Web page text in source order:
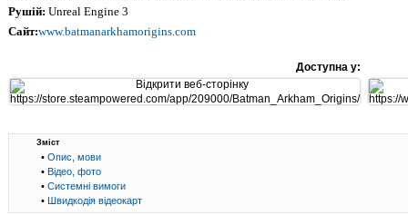
Рушій: Unreal Engine 3
Сайт:www.batmanarkhamorigins.com
Доступна у:
Зміст
•Опис, мови
•Відео, фото
•Системні вимоги
•Швидкодія відеокарт